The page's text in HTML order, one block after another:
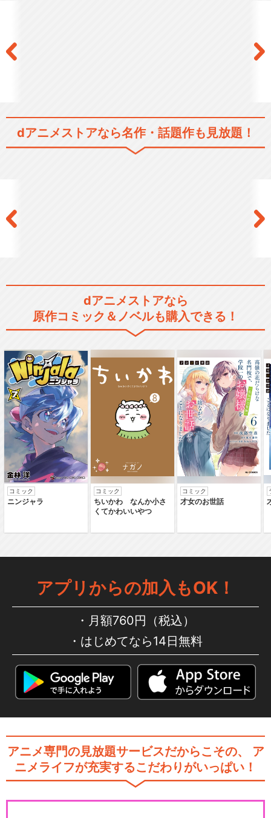
dアニメストアなら名作・話題作も見放題！
dアニメストアなら
原作コミック＆ノベルも購入できる！
コミック
ニンジャラ
コミック
ちいかわ なんか小さ
くてかわいいやつ
コミック
才女のお世話
アプリからの加入もOK！
月額760円（税込）
はじめてなら14日無料
アニメ専門の見放題サービスだからこその、
ア
ニメライフが充実するこだわりがいっぱい！